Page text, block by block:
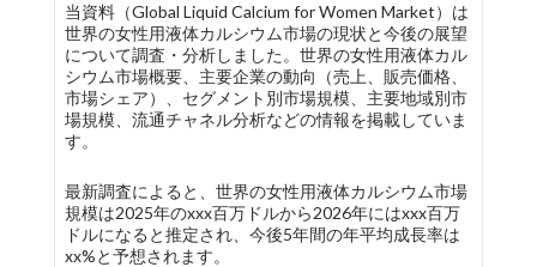
当資料（Global Liquid Calcium for Women Market）は
世界の女性用液体カルシウム市場の現状と今後の展望
について調査・分析しました。世界の女性用液体カル
シウム市場概要、主要企業の動向（売上、販売価格、
市場シェア）、セグメント別市場規模、主要地域別市
場規模、流通チャネル分析などの情報を掲載していま
す。
最新調査によると、世界の女性用液体カルシウム市場
規模は2025年のxxx百万ドルから2026年にはxxx百万
ドルになると推定され、今後5年間の年平均成長率は
xx%と予想されます。